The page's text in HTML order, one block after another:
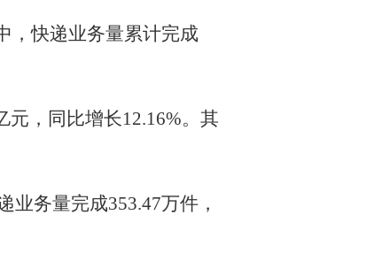
，快递业务量累计完成
，同比增长12.16%。其
业务量完成353.47万件，